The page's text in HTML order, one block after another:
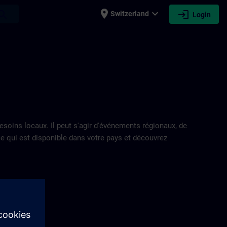
place Switzerland expand_more login Login
locaux. Il peut s'agir d'événements régionaux, de
qui est disponible dans votre pays et découvrez